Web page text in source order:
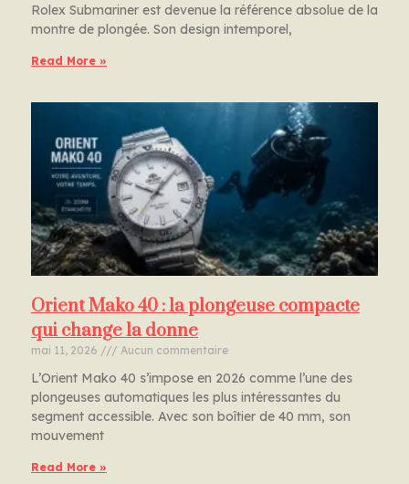
Rolex Submariner est devenue la référence absolue de la
montre de plongée. Son design intemporel,
Read More »
Orient Mako 40 : la plongeuse compacte
qui change la donne
mai 11, 2026 Aucun commentaire
L’Orient Mako 40 s’impose en 2026 comme l’une des
plongeuses automatiques les plus intéressantes du
segment accessible. Avec son boîtier de 40 mm, son
mouvement
Read More »